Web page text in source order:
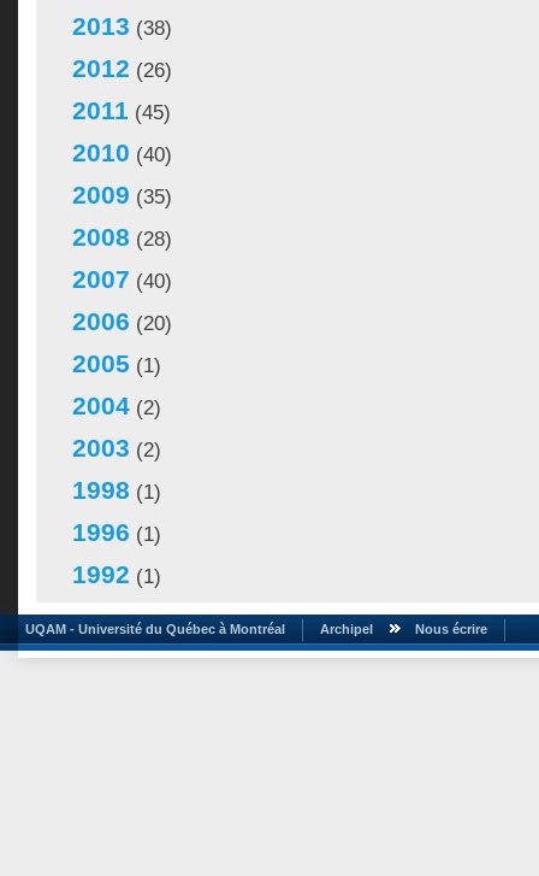
2013 (38)
2012 (26)
2011 (45)
2010 (40)
2009 (35)
2008 (28)
2007 (40)
2006 (20)
2005 (1)
2004 (2)
2003 (2)
1998 (1)
1996 (1)
1992 (1)
UQAM - Université du Québec à Montréal Archipel Nous écrire